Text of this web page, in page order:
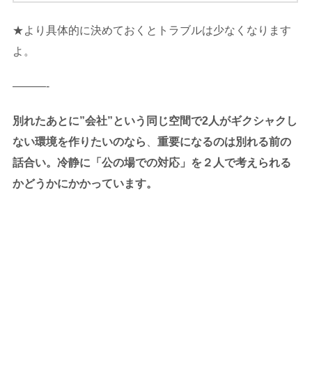
★より具体的に決めておくとトラブルは少なくなります
よ。
———-
別れたあとに”会社”という同じ空間で2人がギクシャクし
ない環境を作りたいのなら
重要になるのは別れる前の
話合い。冷静に「公の場での対応」を２人で考えられる
かどうかにかかっています。